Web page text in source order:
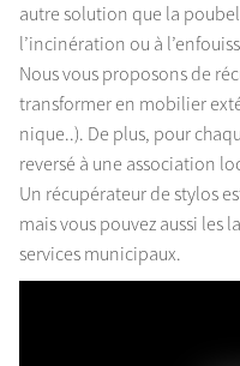
autre solution que la
l’incinération ou à
Nous vous proposons de
transformer en mobilier
nique..). De plus, pour
reversé à une association
Un récupérateur de stylos
mais vous pouvez aussi les
services municipaux.